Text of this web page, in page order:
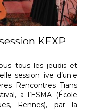
KEXP
tous les jeudis et
session live d’un·e
Rencontres Trans
à l’ESMA (École
Rennes), par la